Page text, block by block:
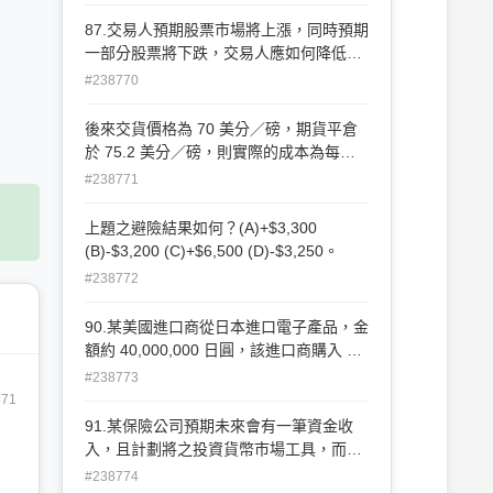
相對於目前之現貨價，2個月後的現貨成
本為何？(基差＝現貨價格－期貨價格) (A)
87.交易人預期股票市場將上漲，同時預期
一部分股票將下跌，交易人應如何降低此
部分股票對於賺取市場上漲報酬的負面影
票，同時買進指數期貨 (C)買進此部分股
票，同時賣空指數期貨 (D)買進此部分股
#238770
後來交貨價格為 70 美分／磅，期貨平倉
於 75.2 美分／磅，則實際的成本為每
磅：(A)73.3 美分 (B)75.3 美分 (C)71.9
#238771
上題之避險結果如何？(A)+$3,300
(B)-$3,200 (C)+$6,500 (D)-$3,250。
#238772
90.某美國進口商從日本進口電子產品，金
額約 40,000,000 日圓，該進口商購入 3
張日圓期貨契約 (每口契約為 1,250 萬日
0.010600 平倉，後來美金貶值，日圓現
貨為 0.010565，期貨為 0.010695 平倉，
#238773
91.某保險公司預期未來會有一筆資金收
入，且計劃將之投資貨幣市場工具，而央
行宣布將降低存款準備率，則可：(A)買
#238774